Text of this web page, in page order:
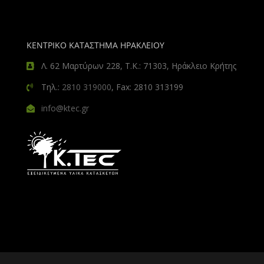
ΚΕΝΤΡΙΚΟ ΚΑΤΑΣΤΗΜΑ ΗΡΑΚΛΕΙΟΥ
Λ. 62 Μαρτύρων 228, Τ.Κ.: 71303, Ηράκλειο Κρήτης
Τηλ.: 2810 319000, Fax: 2810 313199
info@ktec.gr